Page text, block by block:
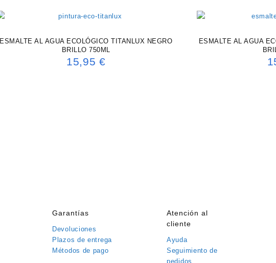
ESMALTE AL AGUA ECOLÓGICO TITANLUX NEGRO
BRILLO 750ML
15,95€
ESMALTE AL AGUA
Garantías
Devoluciones
Plazos de entrega
Métodos de pago
Atención al
cliente
Ayuda
Seguimiento de
pedidos